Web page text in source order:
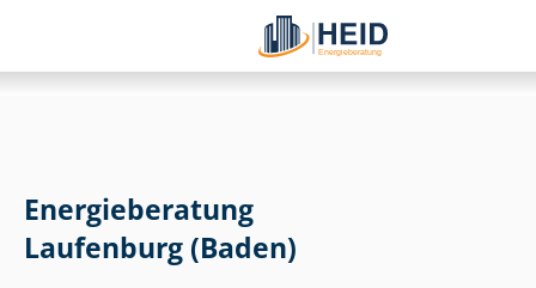
Energieberatung
Laufenburg (Baden)